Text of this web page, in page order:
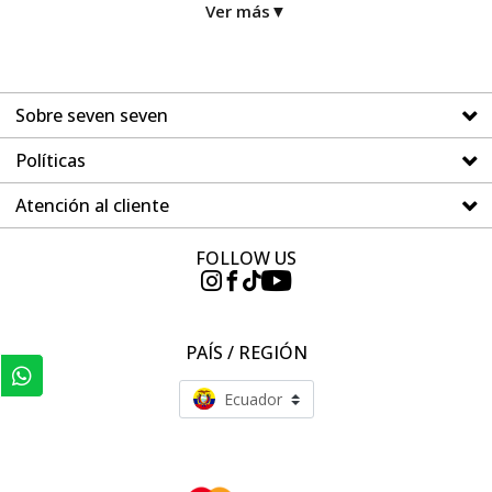
en planes casuales como en tu día a día, siempre con un aire
movimiento y frescura durante toda la jornada.
¿Puedo encontrar diferentes diseños?
creativos y opciones versátiles que se adaptan a cada ocasión.
Ver más ▼
Sobre seven seven
Políticas
Atención al cliente
FOLLOW US
PAÍS / REGIÓN
Ecuador